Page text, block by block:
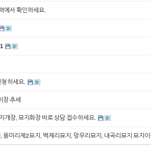
에서 확인하세요.
1
하세요.
장 추세
장, 묘지화장 바로 상담 접수하세요.
미리제2묘지, 벽제리묘지, 망우리묘지, 내곡리묘지 묘지